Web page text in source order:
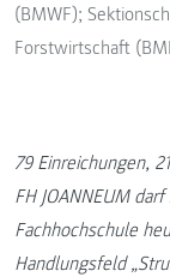
(BMWF);
Forstwirtschaft
79 Einreichungen,
FH JOANNEUM
Fachhochschule
Handlungsfeld